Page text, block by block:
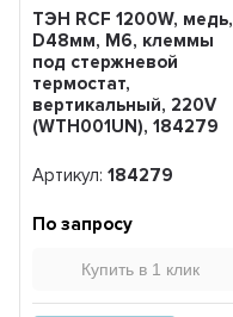
ТЭН RCF 1200W, медь,
D48мм, М6, клеммы
под стержневой
термостат,
вертикальный, 220V
(WTH001UN), 184279
Артикул:184279
По запросу
Купить в 1 клик